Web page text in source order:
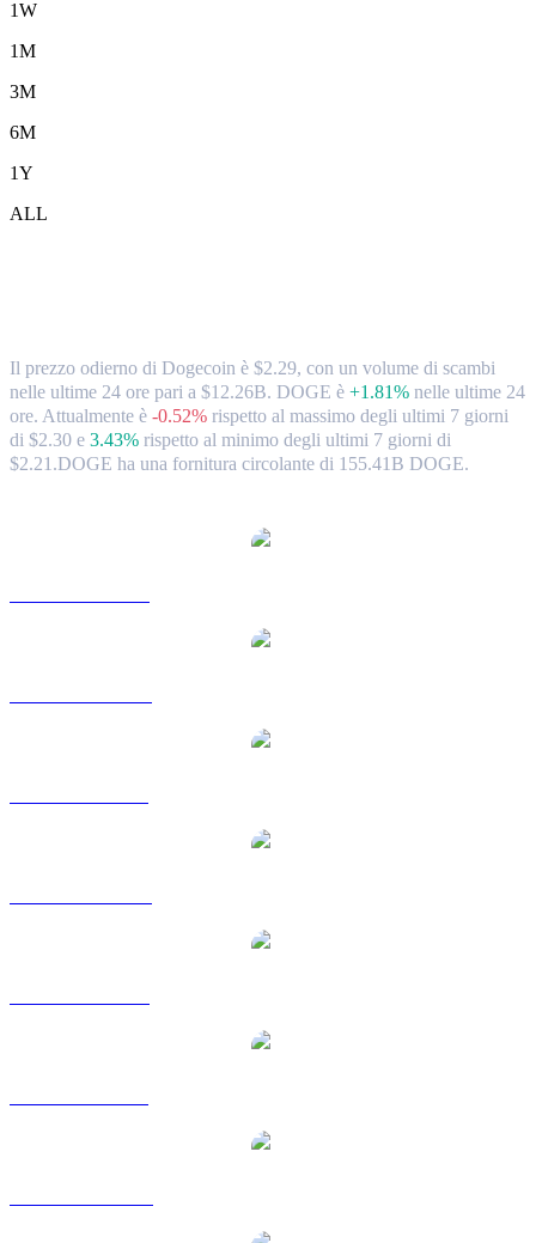
1W
1M
3M
6M
1Y
ALL
Il prezzo odierno di Dogecoin è $2.29, con un volume di scambi
nelle ultime 24 ore pari a $12.26B. DOGE è +1.81% nelle ultime 24
ore. Attualmente è -0.52% rispetto al massimo degli ultimi 7 giorni
di $2.30 e 3.43% rispetto al minimo degli ultimi 7 giorni di
$2.21.DOGE ha una fornitura circolante di 155.41B DOGE.